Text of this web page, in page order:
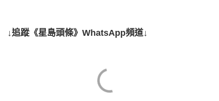
↓追蹤《星島頭條》WhatsApp頻道↓